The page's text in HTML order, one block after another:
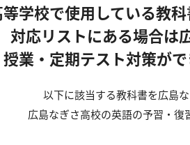
学校で使用している教
対応リストにある場合は
授業・定期テスト対策が
以下に該当する教科書を広島
広島なぎさ高校の英語の予習・